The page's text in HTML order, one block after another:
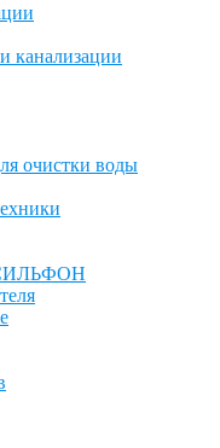
канализации
очистки воды
СИЛЬФОН